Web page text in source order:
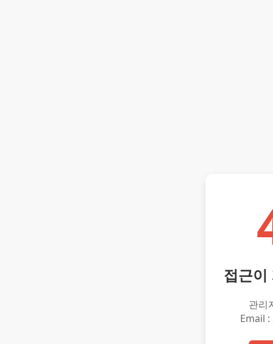
접근이
관리
Email